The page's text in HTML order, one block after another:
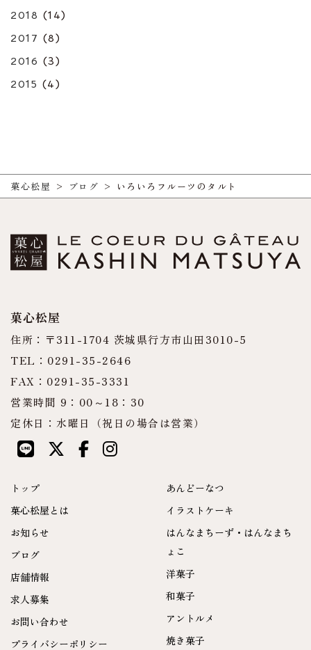
2018 (14)
2017 (8)
2016 (3)
2015 (4)
菓心松屋 > ブログ > いろいろフルーツのタルト
菓心松屋
住所：〒311-1704 茨城県行方市山田3010-5
TEL：0291-35-2646
FAX：0291-35-3331
営業時間 9：00～18：30
定休日：水曜日（祝日の場合は営業）
トップ
菓心松屋とは
お知らせ
ブログ
店舗情報
求人募集
お問い合わせ
プライバシーポリシー
あんどーなつ
イラストケーキ
はんなまちーず・はんなまち
ょこ
洋菓子
和菓子
アントルメ
焼き菓子